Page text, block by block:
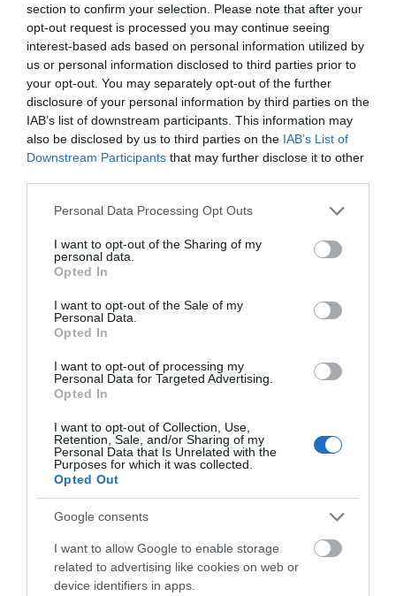
section to confirm your selection. Please note that after your
opt-out request is processed you may continue seeing
interest-based ads based on personal information utilized by
us or personal information disclosed to third parties prior to
your opt-out. You may separately opt-out of the further
disclosure of your personal information by third parties on the
IAB’s list of downstream participants. This information may
also be disclosed by us to third parties on the IAB’s List of
Downstream Participants that may further disclose it to other
Please note that this website/app uses one or more Google
not limited to your visit or usage behaviour. You may click to
grant or deny consent to Google and its third-party tags to
use your data for below specified purposes in below Google
consent section.
Personal Data Processing Opt Outs
I want to opt-out of the Sharing of my
personal data.
Opted In
I want to opt-out of the Sale of my
Personal Data.
Opted In
I want to opt-out of processing my
Personal Data for Targeted Advertising.
Opted In
I want to opt-out of Collection, Use,
Retention, Sale, and/or Sharing of my
Personal Data that Is Unrelated with the
Purposes for which it was collected.
Opted Out
Google consents
I want to allow Google to enable storage
related to advertising like cookies on web or
device identifiers in apps.
Φωτογραφίες-κειμήλια από καλοκαίρια στην Άνδρο –
Από τον 19ο αιώνα μέχρι και την δεκαετία του 1970
ΤΟ ΜΕΓΑΛΥΤΕΡΟ ΠΑΝΗΓΥΡΙ ΤΗΣ ΑΝΔΡΟΥ: Του
ΟΡΜΟΣ ΚΟΡΘΙΟΥ: Όταν η φωτογραφία γίνεται μνήμη
ΦΕΣΤΙΒΑΛ ΑΝΔΡΟΥ: Ένα βαθυστόχαστο έργο του
Μπέκετ
Πρόσφατα Άρθρα